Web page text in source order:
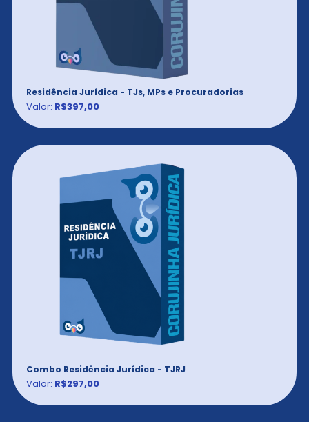
Residência Jurídica - TJs, MPs e Procuradorias
Valor: R$397,00
Combo Residência Jurídica - TJRJ
Valor: R$297,00